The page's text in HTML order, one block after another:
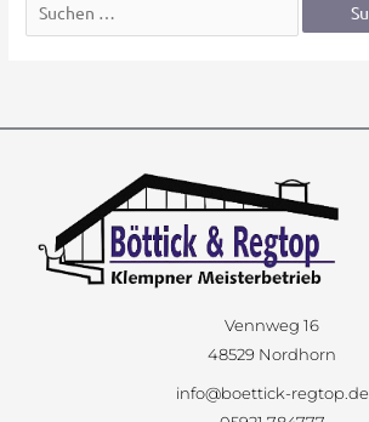
Vennweg 16
48529 Nordhorn
info@boettick-regtop.de